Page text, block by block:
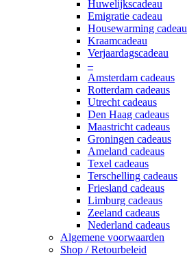
Huwelijkscadeau
Emigratie cadeau
Housewarming cadeau
Kraamcadeau
Verjaardagscadeau
–
Amsterdam cadeaus
Rotterdam cadeaus
Utrecht cadeaus
Den Haag cadeaus
Maastricht cadeaus
Groningen cadeaus
Ameland cadeaus
Texel cadeaus
Terschelling cadeaus
Friesland cadeaus
Limburg cadeaus
Zeeland cadeaus
Nederland cadeaus
Algemene voorwaarden
Shop / Retourbeleid